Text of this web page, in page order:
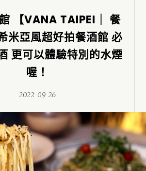
【VANA TAIPEI｜ 餐
米亞風超好拍餐酒館 必
更可以體驗特別的水煙
喔！
2022-09-26